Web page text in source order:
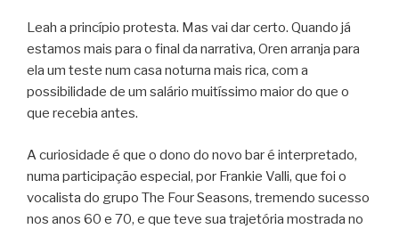
Leah a princípio protesta. Mas vai dar certo. Quando já
estamos mais para o final da narrativa, Oren arranja para
ela um teste num casa noturna mais rica, com a
possibilidade de um salário muitíssimo maior do que o
que recebia antes.
A curiosidade é que o dono do novo bar é interpretado,
numa participação especial, por Frankie Valli, que foi o
vocalista do grupo The Four Seasons, tremendo sucesso
nos anos 60 e 70, e que teve sua trajetória mostrada no